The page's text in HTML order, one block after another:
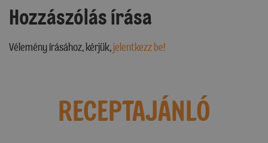
Hozzászólás írása
Vélemény írásához, kérjük,jelentkezz be!
RECEPTAJÁNLÓ